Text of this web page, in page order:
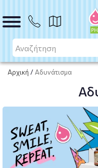
Αρχική / Αδυνάτισμα